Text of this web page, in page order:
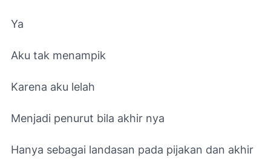
Ya
Aku tak menampik
Karena aku lelah
Menjadi penurut bila akhir nya
Hanya sebagai landasan pada pijakan dan akhir